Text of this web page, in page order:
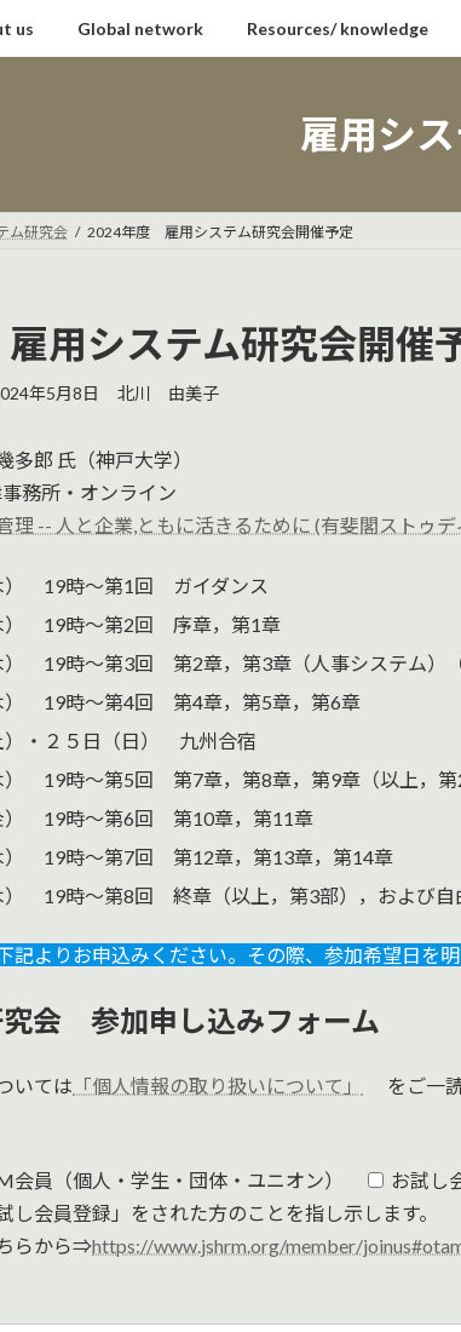
us Global network Resources/ knowledge
雇用シ
ム研究会 2024年度 雇用システム研究会開催予定
用システム研究会開催
年5月8日 北川 由美子
郎 氏（神戸大学）
務所・オンライン
理 -- 人と企業,ともに活きるために (有斐閣ストゥデ
） 19時〜第1回 ガイダンス
19時〜第2回 序章，第1章
19時〜第3回 第2章，第3章（人事システム）（
） 19時〜第4回 第4章，第5章，第6章
・２５日（日） 九州合宿
19時〜第5回 第7章，第8章，第9章（以上，第2
） 19時〜第6回 第10章，第11章
） 19時〜第7回 第12章，第13章，第14章
） 19時〜第8回 終章（以上，第3部），および自
記よりお申込みください。その際、参加希望日を明
究会 参加申し込みフォーム
いては 「個人情報の取り扱いについて」
をご一
会員（個人・学生・団体・ユニオン） お試し
会員登録」をされた方のことを指し示します。
らから⇒https://www.jshrm.org/member/